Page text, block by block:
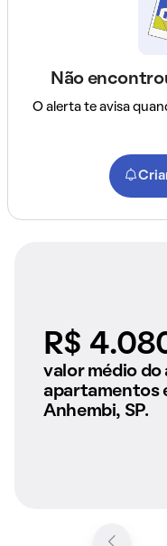
Não
O alerta te avisa
R$
A
valor médio do
apartamentos
Anhembi, SP.